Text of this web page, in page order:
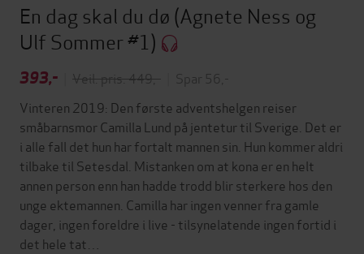
En dag skal du dø (Agnete Ness og
Ulf Sommer #1)
393,- Veil. pris: 449,-
Spar 56,-
Vinteren 2019: Den første adventshelgen reiser
småbarnsmor Camilla Lund på jentetur til Sverige. Det er
i alle fall det hun har fortalt mannen sin. Hun kommer aldri
tilbake til Setesdal. Mistanken om at kona er en helt
annen person enn han hadde trodd blir sterkere hos den
unge ektemannen. Camilla har ingen venner fra gamle
dager, ingen foreldre i live - tilsynelatende ingen fortid i
det hele tat…